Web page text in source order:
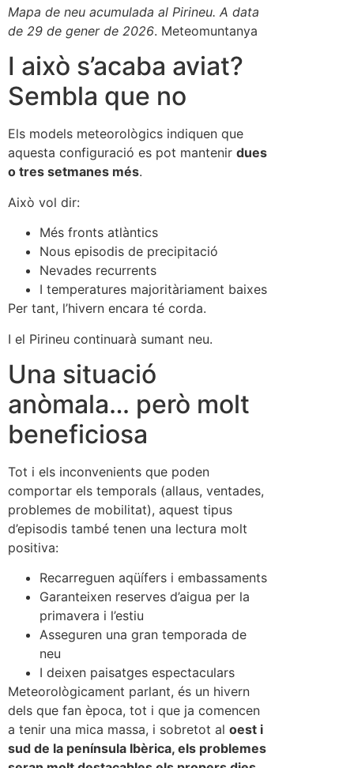
Mapa de neu acumulada al Pirineu. A data
de 29 de gener de 2026. Meteomuntanya
I això s’acaba aviat?
Sembla que no
Els models meteorològics indiquen que
aquesta configuració es pot mantenir dues
o tres setmanes més.
Això vol dir:
Més fronts atlàntics
Nous episodis de precipitació
Nevades recurrents
I temperatures majoritàriament baixes
Per tant, l’hivern encara té corda.
I el Pirineu continuarà sumant neu.
Una situació
anòmala… però molt
beneficiosa
Tot i els inconvenients que poden
comportar els temporals (allaus, ventades,
problemes de mobilitat), aquest tipus
d’episodis també tenen una lectura molt
positiva:
Recarreguen aqüífers i embassaments
Garanteixen reserves d’aigua per la
primavera i l’estiu
Asseguren una gran temporada de
neu
I deixen paisatges espectaculars
Meteorològicament parlant, és un hivern
dels que fan època, tot i que ja comencen
a tenir una mica massa, i sobretot al oest i
sud de la península Ibèrica, els problemes